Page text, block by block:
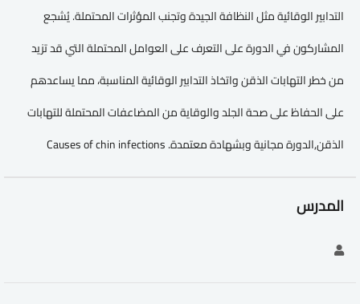
التدابير الوقائية مثل النظافة الجيدة وتجنب المؤثرات المحتملة. يُشجع
المشاركون في الدورة على التعرف على العوامل المحتملة التي قد تزيد
من خطر التهابات الذقن واتخاذ التدابير الوقائية المناسبة، مما يساعدهم
على الحفاظ على صحة الجلد والوقاية من المضاعفات المحتملة للتهابات
الذقن,الدورة مجانية وبشهادة معتمدة. Causes of chin infections
المدرس